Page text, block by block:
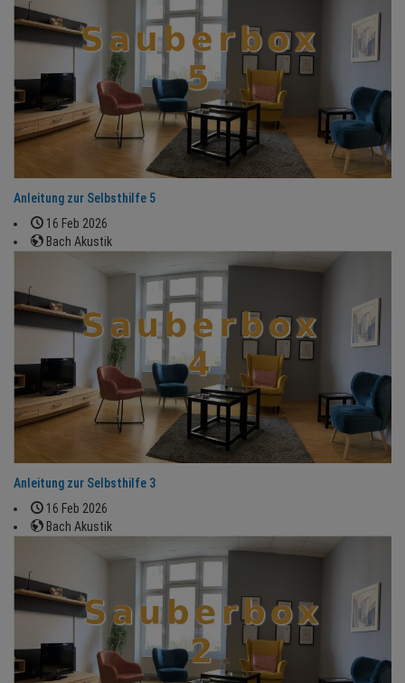
Anleitung zur Selbsthilfe 5
16 Feb 2026
Bach Akustik
Anleitung zur Selbsthilfe 3
16 Feb 2026
Bach Akustik